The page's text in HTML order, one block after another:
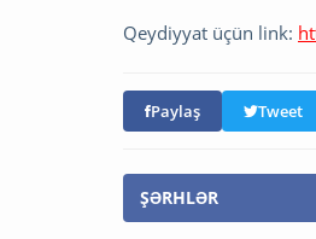
Qeydiyyat üçün link:
Paylaş Tweet
ŞƏRHLƏR